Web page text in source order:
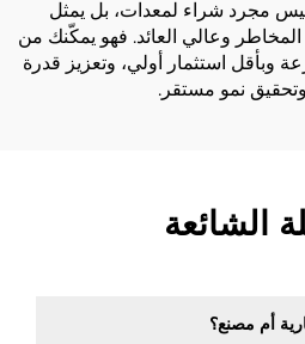
ليس مجرد شراء لمعدات، بل يمثل
المخاطر وعالي العائد. فهو يمكّنك من
استثمار أولي، وتعزيز قدرة
نمو مستقر.
الشائعة
أم مصنع؟